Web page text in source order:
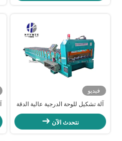
فيديو
آلة تشكيل للوحة الدرجية عالية الدقة
1000 ملم هيكل مستقر ودائم لإنتاج
ورق السقف المعدني
نتحدث الآن